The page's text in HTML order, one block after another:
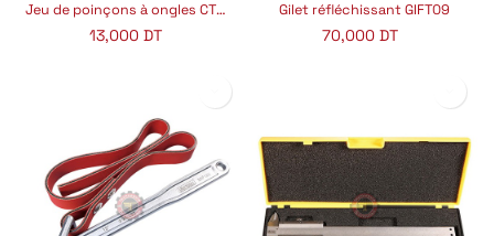
Jeu de poinçons à ongles CTP401
13,000DT
Gilet réfléchissant GIFT09
70,000 DT